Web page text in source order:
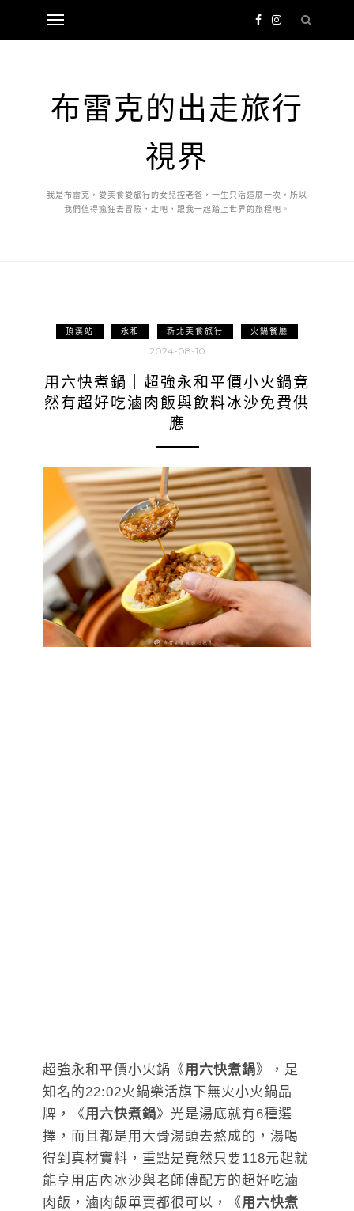
布雷克的出走旅行
視界
我是布雷克，愛美食愛旅行的女兒控老爸，一生只活這麼一次，所以
我們值得瘋狂去冒險，走吧，跟我一起踏上世界的旅程吧。
頂溪站 永和 新北美食旅行 火鍋餐廳
2024-08-10
用六快煮鍋｜超強永和平價小火鍋竟
然有超好吃滷肉飯與飲料冰沙免費供
應
超強永和平價小火鍋《用六快煮鍋》，是
知名的22:02火鍋樂活旗下無火小火鍋品
牌，《用六快煮鍋》光是湯底就有6種選
擇，而且都是用大骨湯頭去熬成的，湯喝
得到真材實料，重點是竟然只要118元起就
能享用店內冰沙與老師傅配方的超好吃滷
肉飯，滷肉飯單賣都很可以，《用六快煮